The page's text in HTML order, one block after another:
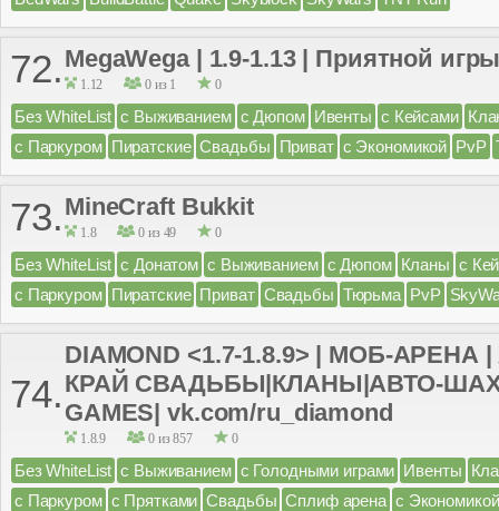
72. MegaWega | 1.9-1.13 | Приятной
1.12 0 из 1 0
Без WhiteList с Выживанием с Дюпом Ивенты с Кейсами
с Паркуром Пиратские Свадьбы Приват с Экономикой PvP
73. MineCraft Bukkit
1.8 0 из 49 0
Без WhiteList с Донатом с Выживанием с Дюпом Кланы с
с Паркуром Пиратские Приват Свадьбы Тюрьма PvP
74.
DIAMOND <1.7-1.8.9> | МОБ-
КРАЙ СВАДЬБЫ|КЛАНЫ|АВТО-
GAMES| vk.com/ru_diamond
1.8.9 0 из 857 0
Без WhiteList с Выживанием с Голодными играми Ивенты
с Паркуром с Прятками Свадьбы Сплиф арена с Экономикой